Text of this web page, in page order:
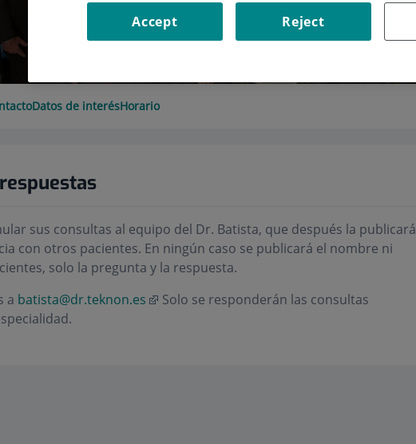
Datos de interésHorario
sus consultas al equipo del Dr. Batista, que después la publicará
con otros pacientes. En ningún caso se publicará el nombre ni
solo la pregunta y la respuesta.
a batista@dr.teknon.es
Solo se responderán las consultas
Reject
Accept